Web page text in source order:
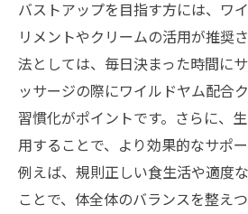
バストアップを目指す方には、ワ
リメントやクリームの活用が推奨
法としては、毎日決まった時間に
ッサージの際にワイルドヤム配合
習慣化がポイントです。さらに、
用することで、より効果的なサポ
例えば、規則正しい食生活や適度
ことで、体全体のバランスを整え